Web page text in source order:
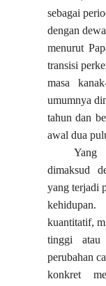
sebagai
dengan
menurut
transisi
masa
umumnya
tahun dan
awal dua
Yang
dimaksud
yang terjadi
kuantitatif,
tinggi atau
perubahan
konkret